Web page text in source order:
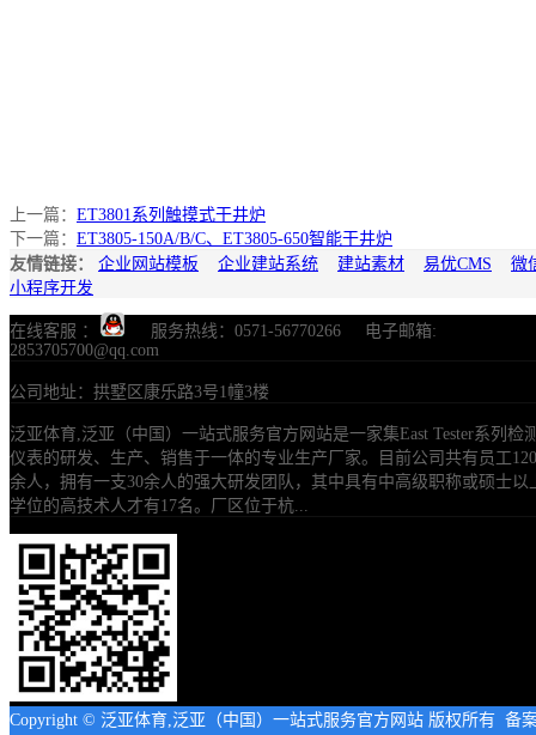
上一篇： ET3801系列触摸式干井炉
下一篇： ET3805-150A/B/C、ET3805-650智能干井炉
友情链接：
企业网站模板 企业建站系统 建站素材 易优CMS
微
小程序开发
在线客服 ：
服务热线：0571-56770266 电子邮箱:
2853705700@qq.com
公司地址：拱墅区康乐路3号1幢3楼
泛亚体育,泛亚（中国）一站式服务官方网站是一家集East Tester系列检
仪表的研发、生产、销售于一体的专业生产厂家。目前公司共有员工120
余人，拥有一支30余人的强大研发团队，其中具有中高级职称或硕士以
学位的高技术人才有17名。厂区位于杭...
Copyright © 泛亚体育,泛亚（中国）一站式服务官方网站 版权所有 备